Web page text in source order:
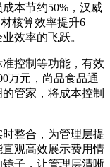
本节约50%，汉威
核算效率提升6
效率的飞跃。
控制等功能，有效
万元，尚品食品通
管家，将成本控制
整合，为管理层提
观高效展示费用情
子，让管理层清晰